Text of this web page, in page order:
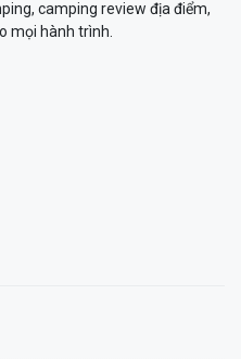
camping review địa điểm,
mọi hành trình.